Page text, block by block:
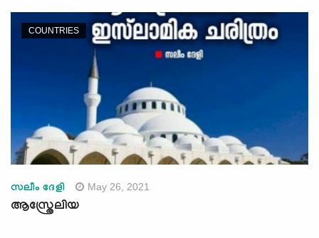
COUNTRIES
സലീം ദേളി May 26, 2021
ആസ്ത്രേലിയ